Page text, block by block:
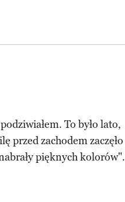
To było lato,
przed zachodem zaczęło
pięknych kolorów".